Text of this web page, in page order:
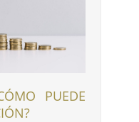
PUEDE